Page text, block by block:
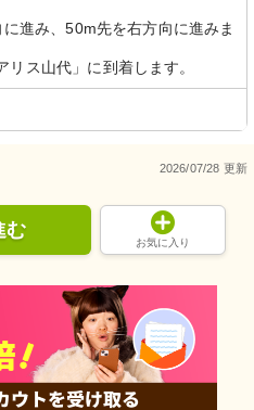
進み、50m先を右方向に進みま
リス山代」に到着します。
2026/07/28 更新
む
お気に入り